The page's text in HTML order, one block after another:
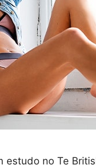
estudo no Te